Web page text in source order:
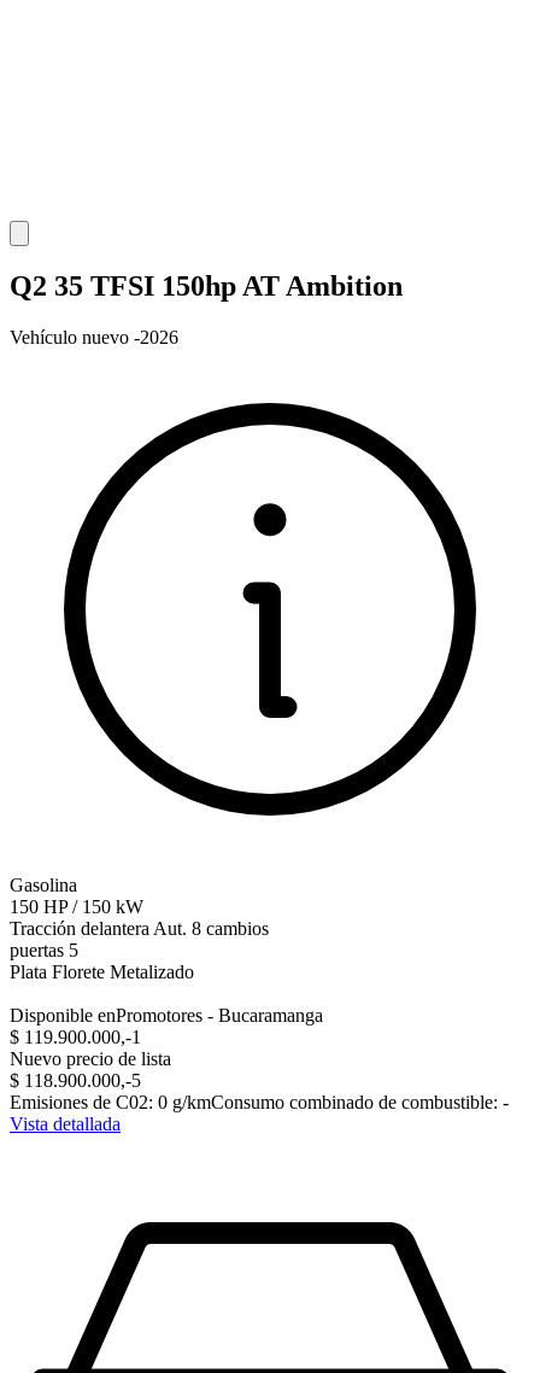
Q2 35 TFSI 150hp AT Ambition
Vehículo nuevo -2026
Gasolina
150 HP/ 150 kW
Tracción delantera Aut. 8 cambios
puertas 5
Plata Florete Metalizado
Disponible enPromotores - Bucaramanga
$ 119.900.000,-‍1
Nuevo precio de lista
$ 118.900.000,-‍5
Emisiones de C02: 0 g/kmConsumo combinado de combustible: -
Vista detallada